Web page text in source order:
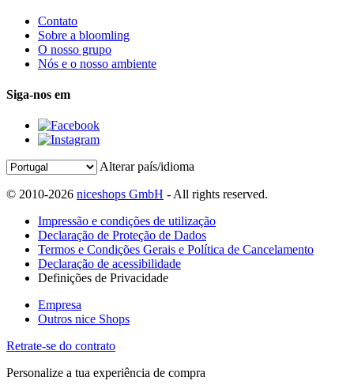
Contato
Sobre a bloomling
O nosso grupo
Nós e o nosso ambiente
Siga-nos em
Alterar país/idioma
© 2010-2026 niceshops GmbH - All rights reserved.
Impressão e condições de utilização
Declaração de Proteção de Dados
Termos e Condições Gerais e Política de Cancelamento
Declaração de acessibilidade
Definições de Privacidade
Empresa
Outros nice Shops
Retrate-se do contrato
Personalize a tua experiência de compra